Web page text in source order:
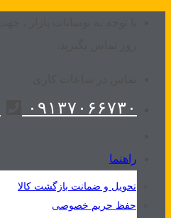
۰۹۱۳۷۰۶۶۷۳۰
راهنما
تحویل و ضمانت بازگشت کالا
حفظ حریم خصوصی